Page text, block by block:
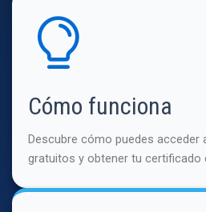
Cómo funciona
Descubre cómo puedes acceder
gratuitos y obtener tu certificado